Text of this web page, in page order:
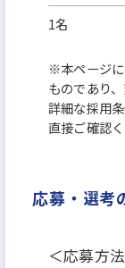
1名
※本ページ
ものであり
詳細な採用
直接ご確認く
応募・選考
＜応募方